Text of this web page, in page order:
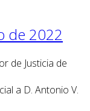
de 2022
de Justicia de
a D. Antonio V.